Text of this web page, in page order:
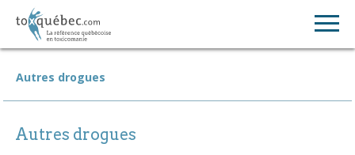
Autres drogues
Autres drogues